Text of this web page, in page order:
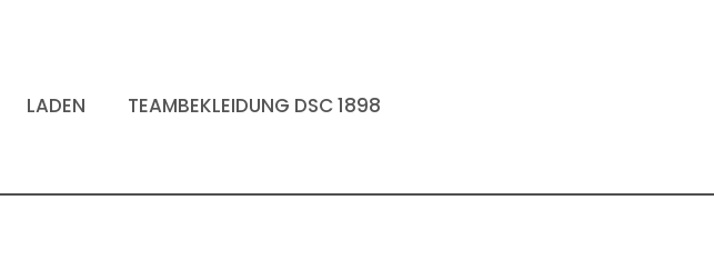
LADEN
TEAMBEKLEIDUNG DSC 1898